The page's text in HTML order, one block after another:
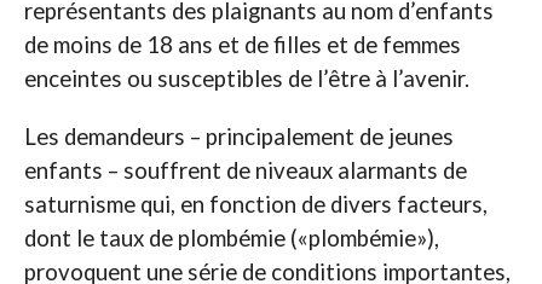
représentants des plaignants au nom d’enfants
de moins de 18 ans et de filles et de femmes
enceintes ou susceptibles de l’être à l’avenir.
Les demandeurs – principalement de jeunes
enfants – souffrent de niveaux alarmants de
saturnisme qui, en fonction de divers facteurs,
dont le taux de plombémie («plombémie»),
provoquent une série de conditions importantes,